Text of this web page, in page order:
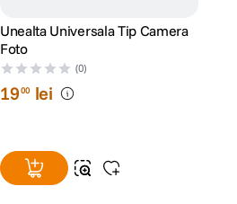
Unealta Universala Tip Camera
Foto
(0)
1900 lei